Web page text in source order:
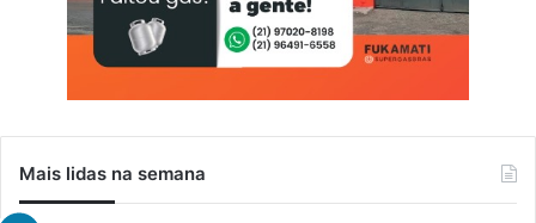
Mais lidas na semana